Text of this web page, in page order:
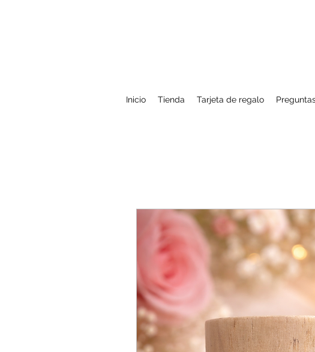
Inicio Tienda Tarjeta de regalo